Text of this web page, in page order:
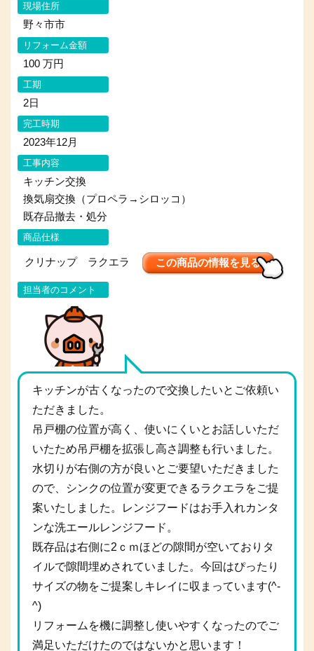
現場住所
野々市市
リフォーム金額
100 万円
工期
2日
完工時期
2023年12月
工事内容
キッチン交換
換気扇交換（プロペラ→シロッコ）
既存品撤去・処分
商品仕様
クリナップ ラクエラ この商品の情報を見る
担当者のコメント
キッチンが古くなったので交換したいとご依頼い
ただきました。
吊戸棚の位置が高く、使いにくいとお話しいただ
いたため吊戸棚を拡張し高さ調整も行いました。
水切りが右側の方が良いとご要望いただきました
ので、シンクの位置が変更できるラクエラをご提
案いたしました。レンジフードはお手入れカンタ
ンな洗エールレンジフード。
既存品は右側に2ｃｍほどの隙間が空いておりタ
イルで隙間埋めされていました。今回はぴったり
サイズの物をご提案しキレイに収まっています(^-
^)
リフォームを機に調整し使いやすくなったのでご
満足いただけたのではないかと思います！